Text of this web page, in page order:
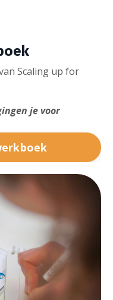
Scaling up for
je voor